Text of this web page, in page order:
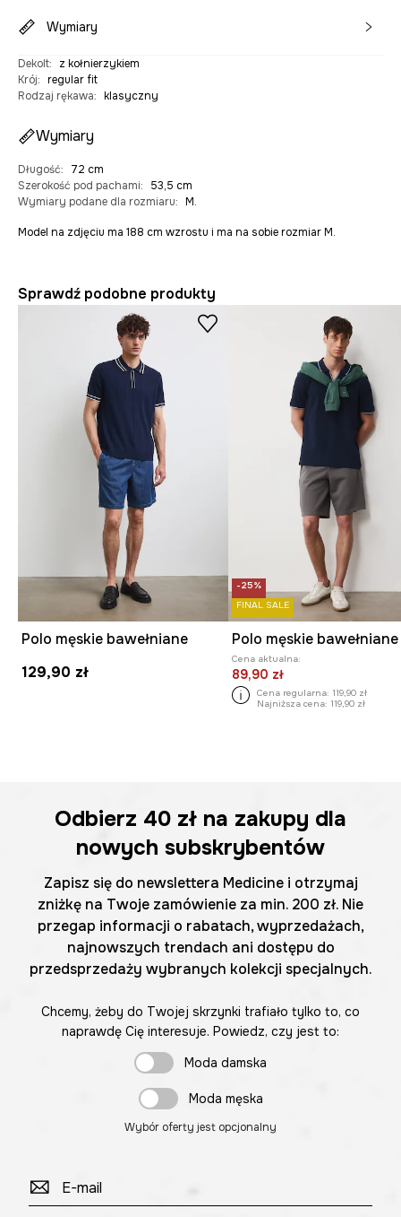
Wymiary
Dekolt:
z kołnierzykiem
Krój: regular fit
Rodzaj rękawa: klasyczny
Wymiary
Długość:
72 cm
Szerokość pod pachami:
53,5 cm
Wymiary podane dla rozmiaru: M.
Model na zdjęciu ma 188 cm wzrostu i ma na sobie rozmiar M.
Sprawdź podobne produkty
Polo męskie bawełniane
129,90 zł
-25%
FINAL SALE
Cena aktualna:
89,90 zł
Cena regularna: 119,90 zł
Najniższa cena: 119,90 zł
Odbierz 40 zł na zakupy dla
nowych subskrybentów
Zapisz się do newslettera Medicine i otrzymaj
zniżkę na Twoje zamówienie za min. 200 zł. Nie
przegap informacji o rabatach, wyprzedażach,
najnowszych trendach ani dostępu do
przedsprzedaży wybranych kolekcji specjalnych.
Chcemy, żeby do Twojej skrzynki trafiało tylko to, co
naprawdę Cię interesuje. Powiedz, czy jest to:
Moda damska
Moda męska
Wybór oferty jest opcjonalny